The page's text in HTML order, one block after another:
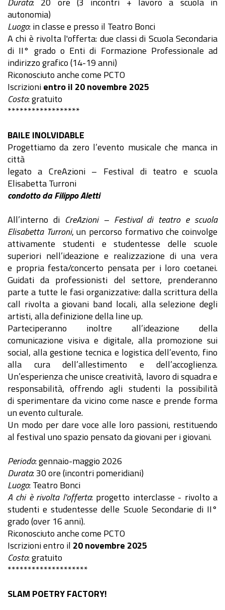
autonomia)
Luogo: in classe e presso il Teatro Bonci
A chi è rivolta l'offerta: due classi di Scuola Secondaria
di II° grado o Enti di Formazione Professionale ad
indirizzo grafico (14-19 anni)
Riconosciuto anche come PCTO
Iscrizionientro il 20 novembre 2025
Costo: gratuito
******************
BAILE INOLVIDABLE
Progettiamo da zero l’evento musicale che manca in
città
legato a CreAzioni – Festival di teatro e scuola
Elisabetta Turroni
condotto da Filippo Aletti
All’interno di CreAzioni – Festival di teatro e scuola
Elisabetta Turroni, un percorso formativo che coinvolge
attivamente studenti e studentesse delle scuole
superiori nell’ideazione e realizzazione di una vera
e propria festa/concerto pensata per i loro coetanei.
Guidati da professionisti del settore, prenderanno
parte a tutte le fasi organizzative: dalla scrittura della
call rivolta a giovani band locali, alla selezione degli
artisti, alla definizione della line up.
Parteciperanno inoltre all’ideazione della
comunicazione visiva e digitale, alla promozione sui
social, alla gestione tecnica e logistica dell’evento, fino
alla cura dell’allestimento e dell’accoglienza.
Un’esperienza che unisce creatività, lavoro di squadra e
responsabilità, offrendo agli studenti la possibilità
di sperimentare da vicino come nasce e prende forma
un evento culturale.
Un modo per dare voce alle loro passioni, restituendo
al festival uno spazio pensato da giovani per i giovani.
Periodo: gennaio-maggio 2026
Durata: 30 ore (incontri pomeridiani)
Luogo: Teatro Bonci
A chi è rivolta l'offerta: progetto interclasse - rivolto a
studenti e studentesse delle Scuole Secondarie di II°
grado (over 16 anni).
Riconosciuto anche come PCTO
Iscrizioni entro il 20 novembre 2025
Costo: gratuito
********************
SLAM POETRY FACTORY!